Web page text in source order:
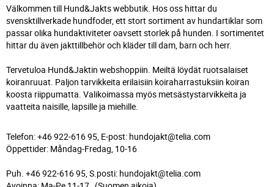
Välkommen till Hund&Jakts webbutik. Hos oss hittar du
svensktillverkade hundfoder, ett stort sortiment av hundartiklar som
passar olika hundaktiviteter oavsett storlek på hunden. I sortimentet
hittar du även jakttillbehör och kläder till dam, barn och herr.
Tervetuloa Hund&Jaktin webshoppiin. Meiltä löydät ruotsalaiset
koiranruuat. Paljon tarvikkeita erilaisiin koiraharrastuksiin koiran
koosta riippumatta. Valikoimassa myös metsästystarvikkeita ja
vaatteita naisille, lapsille ja miehille.
Telefon: +46 922-616 95, E-post: hundojakt@telia.com
Öppettider: Måndag-Fredag, 10-16
Puh. +46 922-616 95, S.posti: hundojakt@telia.com